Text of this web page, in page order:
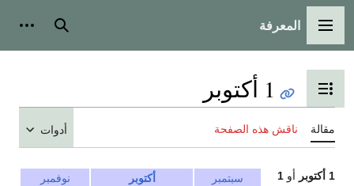
القائمة الرئيسية
المعرفة بحث
تبديل عرض جدول المحتويات
1 أكتوبر
مقالة ناقش هذه الصفحة أدوات
سبتمبر أكتوبر
نوفمبر
1 أكتوبر أو 1